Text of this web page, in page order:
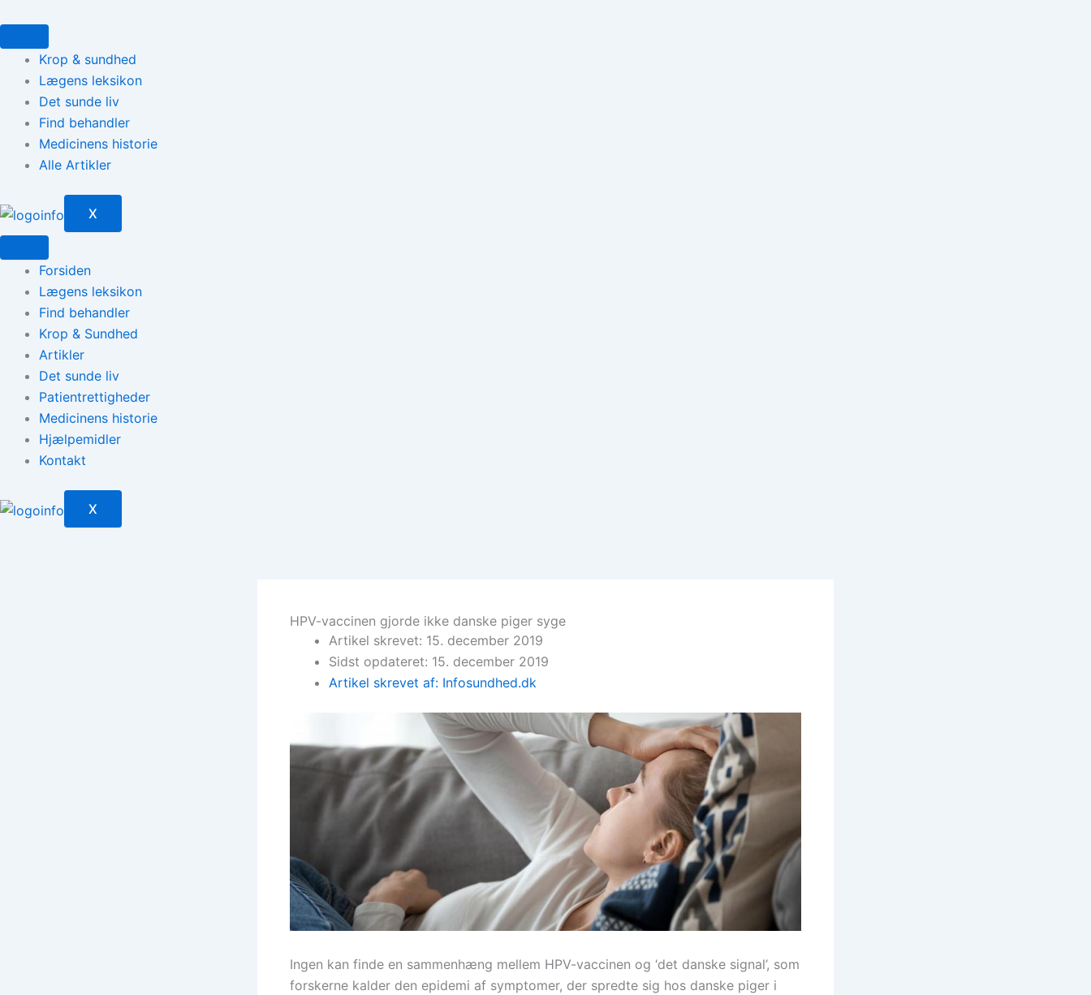
til
indholdetKrop & sundhed
Lægens leksikon
Det sunde liv
Find behandler
Medicinens historie
Alle Artikler
X
Forsiden
Lægens leksikon
Find behandler
Krop & Sundhed
Artikler
Det sunde liv
Patientrettigheder
Medicinens historie
Hjælpemidler
Kontakt
X
HPV-vaccinen gjorde ikke danske piger syge
Artikel skrevet: 15. december 2019
Sidst opdateret: 15. december 2019
Artikel skrevet af: Infosundhed.dk
Ingen kan finde en sammenhæng mellem HPV-vaccinen og ‘det danske signal’, som
forskerne kalder den epidemi af symptomer, der spredte sig hos danske piger i